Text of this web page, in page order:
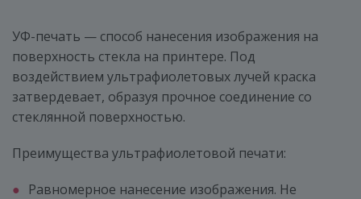
УФ-печать — способ нанесения изображения на
поверхность стекла на принтере. Под
воздействием ультрафиолетовых лучей краска
затвердевает, образуя прочное соединение со
стеклянной поверхностью.
Преимущества ультрафиолетовой печати:
Равномерное нанесение изображения. Не